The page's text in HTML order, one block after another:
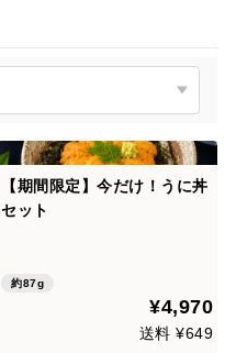
【期間限定】今だけ！うに丼
セット
約87g
¥4,970
送料 ¥649